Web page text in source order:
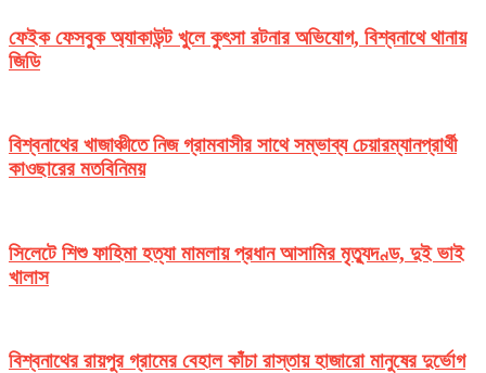
ফেইক ফেসবুক অ্যাকাউন্ট খুলে কুৎসা রটনার অভিযোগ, বিশ্বনাথে থানায়
জিডি
বিশ্বনাথের খাজাঞ্চীতে নিজ গ্রামবাসীর সাথে সম্ভাব্য চেয়ারম্যানপ্রার্থী
কাওছারের মতবিনিময়
সিলেটে শিশু ফাহিমা হত্যা মামলায় প্রধান আসামির মৃত্যুদণ্ড, দুই ভাই
খালাস
বিশ্বনাথের রায়পুর গ্রামের বেহাল কাঁচা রাস্তায় হাজারো মানুষের দুর্ভোগ